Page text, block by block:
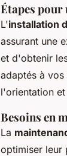
Étapes
L'installation
assurant une
et d'obtenir
adaptés à
l'orientation
Besoins en
La
optimiser leur